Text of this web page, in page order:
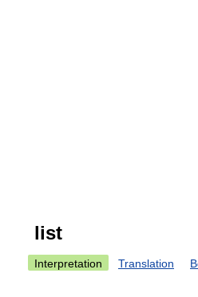
list
Interpretation Translation